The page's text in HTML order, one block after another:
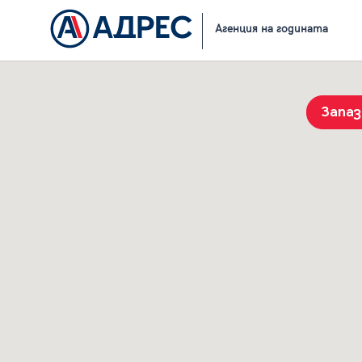
Агенция на годината
Начало Резултати от търсене